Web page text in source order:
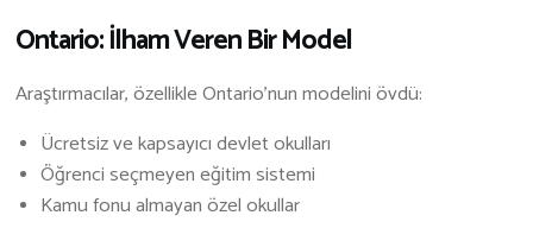
Ontario: İlham Veren Bir Model
Araştırmacılar, özellikle Ontario’nun modelini övdü:
Ücretsiz ve kapsayıcı devlet okulları
Öğrenci seçmeyen eğitim sistemi
Kamu fonu almayan özel okullar